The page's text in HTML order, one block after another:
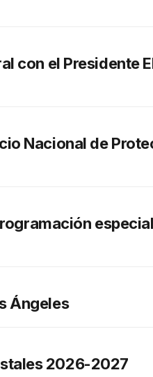
con el Presidente
Nacional de
Ángeles
2026-2027